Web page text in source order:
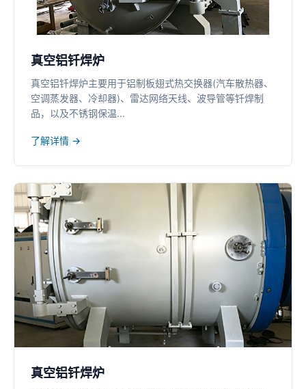
真空铝钎焊炉
真空铝钎焊炉主要用于铝制板翅式热交换器(汽车散热器、
空调蒸发器、冷却器)、雷达网络天线、波导管等钎焊制
品，以及不锈钢保温...
了解详情 →
真空铝钎焊炉